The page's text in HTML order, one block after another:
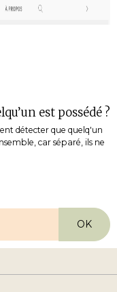
est possédé ?
détecter que quelq'un
car séparé, ils ne
OK